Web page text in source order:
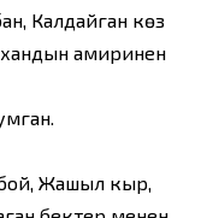
Калдайган көз
амиринен
Жашыл кыр,